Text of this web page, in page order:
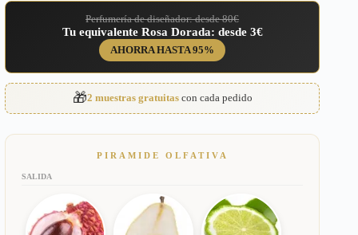
Mujeres
Perfumería de diseñador: desde 80€
Tu equivalente Rosa Dorada: desde 3€
AHORRA HASTA 95%
🎁2 muestras gratuitascon cada pedido
PIRAMIDE OLFATIVA
SALIDA